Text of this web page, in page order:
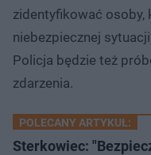
zidentyfikować osoby,
niebezpiecznej
Policja będzie też
zdarzenia.
POLECANY ARTYKUŁ:
Sterkowiec: